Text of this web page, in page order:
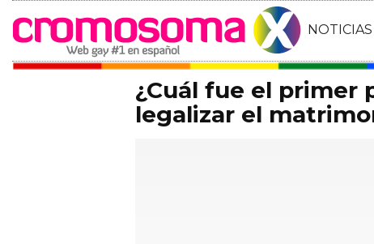
¿Cuál fue el primer
legalizar el